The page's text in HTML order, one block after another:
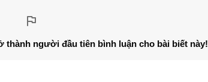
thành người đầu tiên bình luận cho bài biết này!